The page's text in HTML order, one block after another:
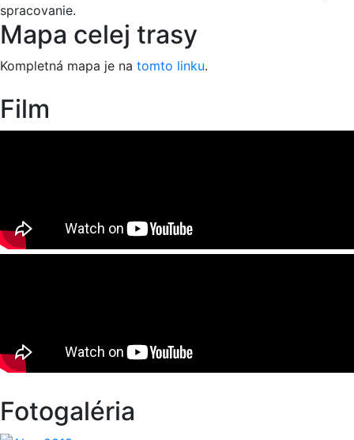
spracovanie.
Mapa celej trasy
Kompletná mapa je na tomto linku.
Film
Fotogaléria